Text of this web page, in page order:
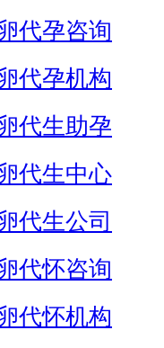
代孕咨询
代孕机构
代生助孕
代生中心
代生公司
代怀咨询
代怀机构